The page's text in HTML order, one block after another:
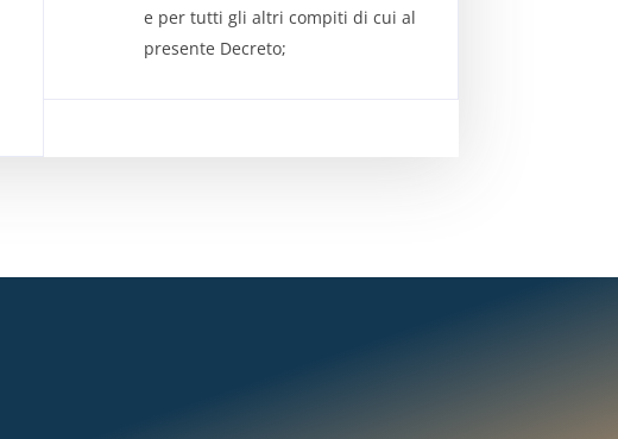
e per tutti gli altri compiti di cui al
presente Decreto;